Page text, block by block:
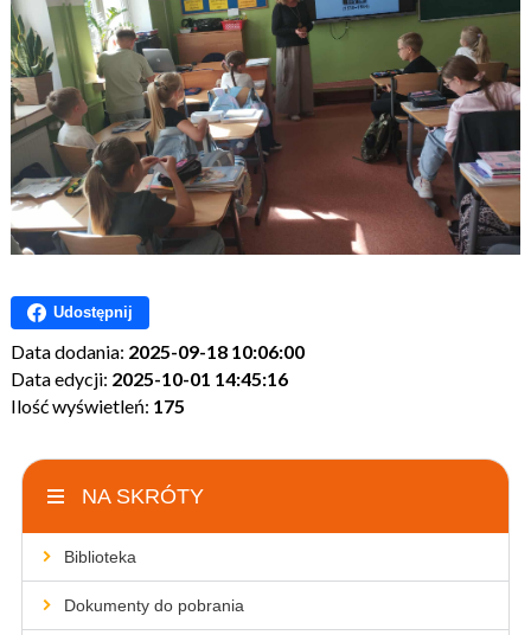
Udostępnij
Data dodania: 2025-09-18 10:06:00
Data edycji: 2025-10-01 14:45:16
Ilość wyświetleń: 175
NA SKRÓTY
Biblioteka
Dokumenty do pobrania